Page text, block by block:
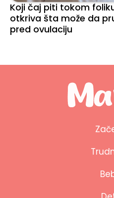
Koji čaj piti tokom
otkriva šta može da
pred ovulaciju